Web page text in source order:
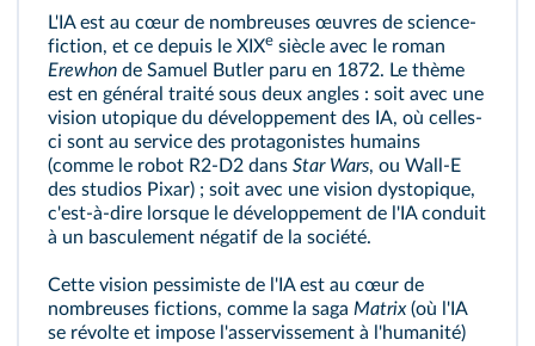
L'IA est au cœur de nombreuses œuvres de science-
fiction, et ce depuis le XIXe siècle avec le roman
Erewhon de Samuel Butler paru en 1872. Le thème
est en général traité sous deux angles : soit avec une
vision utopique du développement des IA, où celles-
ci sont au service des protagonistes humains
(comme le robot R2-D2 dans Star Wars, ou Wall-E
des studios Pixar) ; soit avec une vision dystopique,
c'est-à-dire lorsque le développement de l'IA conduit
à un basculement négatif de la société.
Cette vision pessimiste de l'IA est au cœur de
nombreuses fictions, comme la saga Matrix (où l'IA
se révolte et impose l'asservissement à l'humanité)